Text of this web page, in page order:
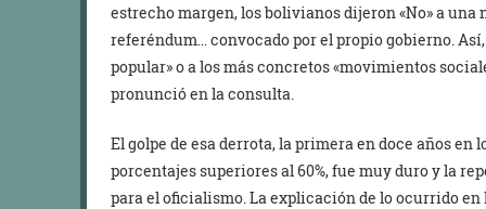
estrecho margen, los bolivianos dijeron «No» a
referéndum… convocado por el propio gobierno.
popular» o a los más concretos «movimientos
pronunció en la consulta.
El golpe de esa derrota, la primera en doce años
porcentajes superiores al 60%, fue muy duro y la
para el oficialismo. La explicación de lo ocurrido